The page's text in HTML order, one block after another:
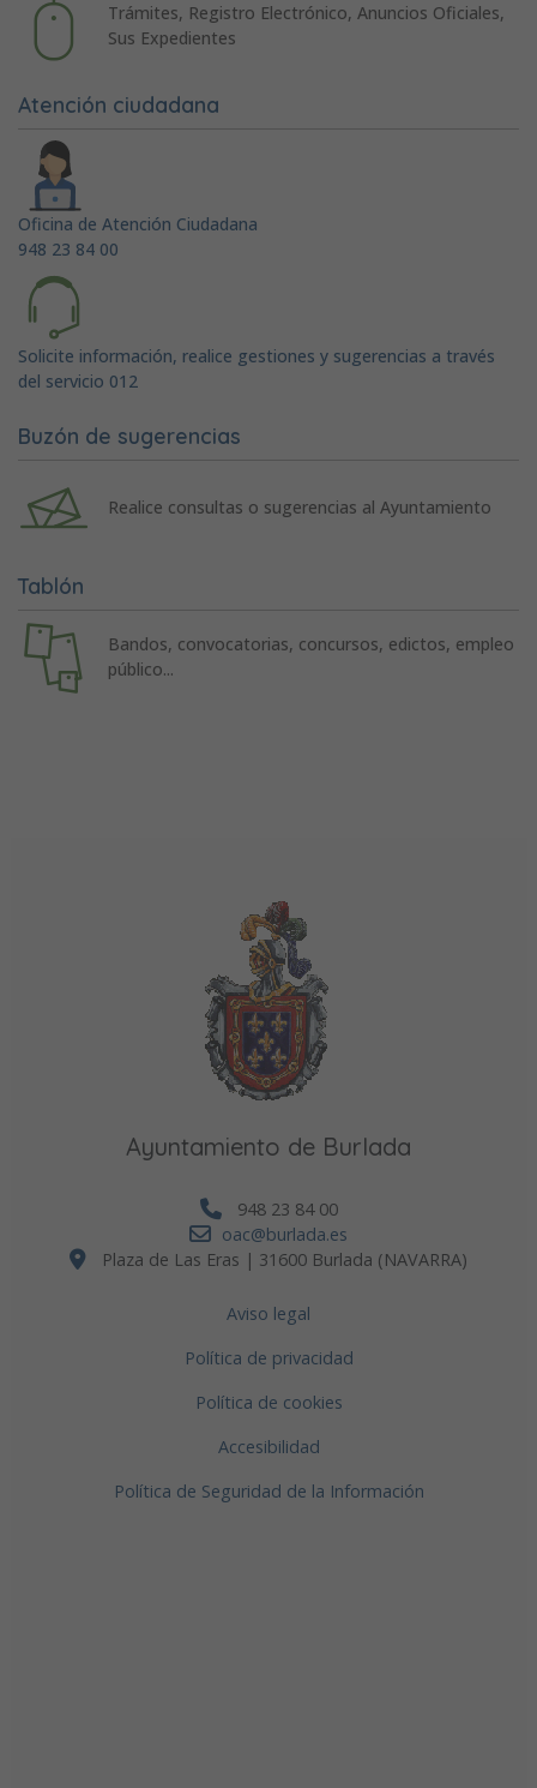
Trámites, Registro Electrónico, Anuncios Oficiales,
Sus Expedientes
Atención ciudadana
Oficina de Atención Ciudadana
948 23 84 00
Solicite información, realice gestiones y sugerencias a través
del servicio 012
Buzón de sugerencias
Realice consultas o sugerencias al Ayuntamiento
Tablón
Bandos, convocatorias, concursos, edictos, empleo
público...
Ayuntamiento de Burlada
948 23 84 00
oac@burlada.es
Plaza de Las Eras | 31600 Burlada (NAVARRA)
Aviso legal
Política de privacidad
Política de cookies
Accesibilidad
Política de Seguridad de la Información